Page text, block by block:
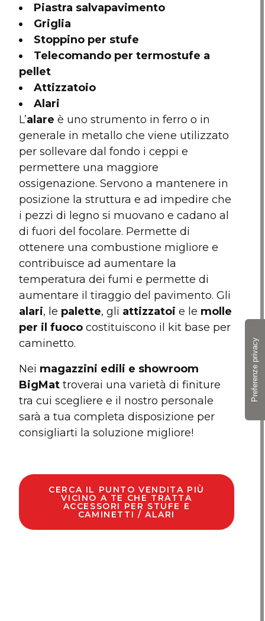
Piastra salvapavimento
Griglia
Stoppino per stufe
Telecomando per termostufe a
pellet
Attizzatoio
Alari
L’alare è uno strumento in ferro o in
generale in metallo che viene utilizzato
per sollevare dal fondo i ceppi e
permettere una maggiore
ossigenazione. Servono a mantenere in
posizione la struttura e ad impedire che
i pezzi di legno si muovano e cadano al
di fuori del focolare. Permette di
ottenere una combustione migliore e
contribuisce ad aumentare la
temperatura dei fumi e permette di
aumentare il tiraggio del pavimento. Gli
alari, le palette, gli attizzatoie le molle
per il fuoco costituiscono il kit base per
caminetto.
Nei magazzini edili e showroom
BigMat troverai una varietà di finiture
tra cui scegliere e il nostro personale
sarà a tua completa disposizione per
consigliarti la soluzione migliore!
CERCA IL PUNTO VENDITA PIÙ
VICINO A TE CHE TRATTA
ACCESSORI PER STUFE E
CAMINETTI / ALARI